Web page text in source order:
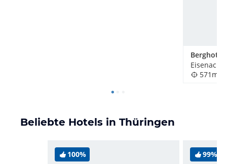
Berghotel
Eisenach,
571m
Beliebte Hotels in Thüringen
100% 99%